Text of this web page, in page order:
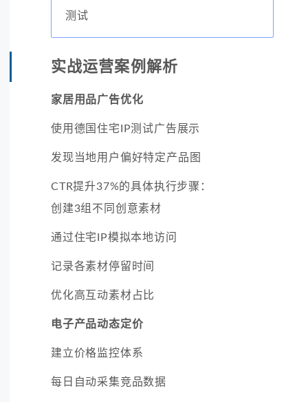
测试
实战运营案例解析
家居用品广告优化
使用德国住宅IP测试广告展示
发现当地用户偏好特定产品图
CTR提升37%的具体执行步骤：
创建3组不同创意素材
通过住宅IP模拟本地访问
记录各素材停留时间
优化高互动素材占比
电子产品动态定价
建立价格监控体系
每日自动采集竞品数据